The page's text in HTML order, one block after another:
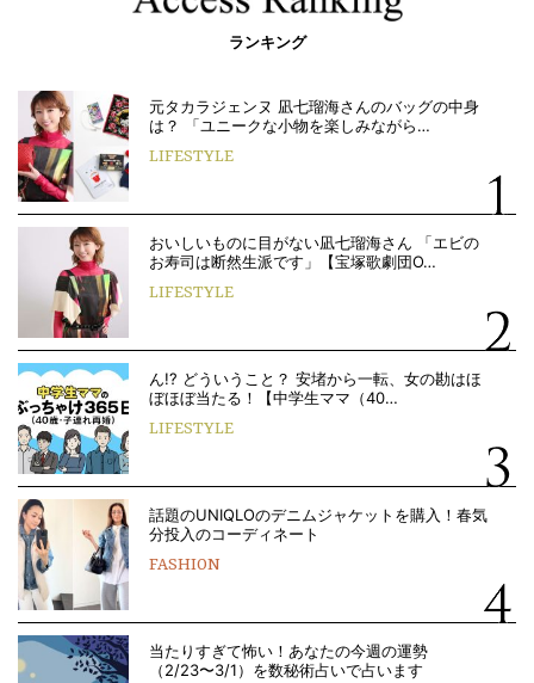
ランキング
元タカラジェンヌ 凪七瑠海さんのバッグの中身
は？ 「ユニークな小物を楽しみながら…
LIFESTYLE
おいしいものに目がない凪七瑠海さん 「エビの
お寿司は断然生派です」【宝塚歌劇団O…
LIFESTYLE
ん!? どういうこと？ 安堵から一転、女の勘はほ
ぼほぼ当たる！【中学生ママ（40…
LIFESTYLE
話題のUNIQLOのデニムジャケットを購入！春気
分投入のコーディネート
FASHION
当たりすぎて怖い！あなたの今週の運勢
（2/23〜3/1）を数秘術占いで占います